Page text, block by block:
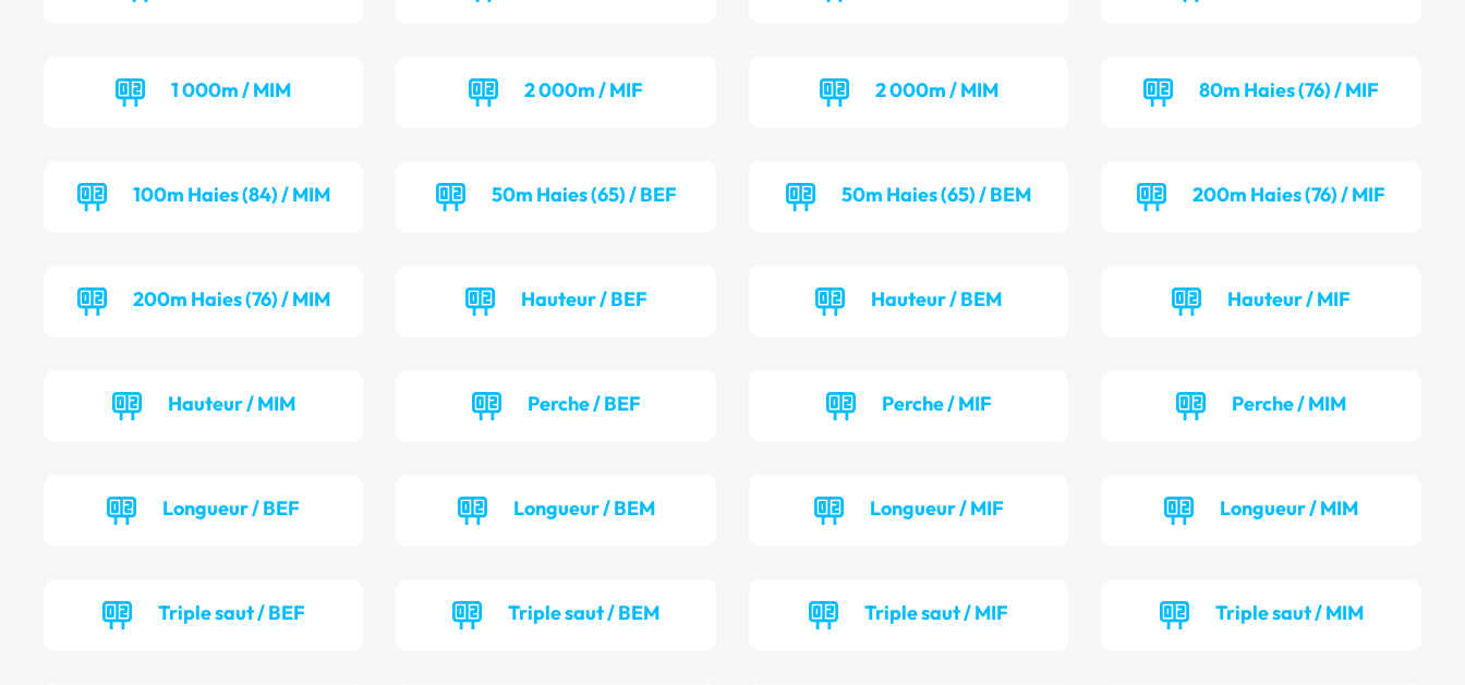
1 000m / MIM 2 000m / MIF 2 000m / MIM 80m Haies (76) / MIF
100m Haies (84) / MIM 50m Haies (65) / BEF 50m Haies (65) / BEM 200m Haies (76) / MIF
200m Haies (76) / MIM Hauteur / BEF Hauteur / BEM Hauteur / MIF
Hauteur / MIM Perche / BEF Perche / MIF Perche / MIM
Longueur / BEF Longueur / BEM Longueur / MIF Longueur / MIM
Triple saut / BEF Triple saut / BEM Triple saut / MIF Triple saut / MIM